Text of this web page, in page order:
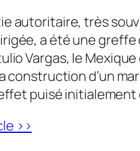
autoritaire, très
a été une greffe
Vargas, le
construction d’un
puisé initialement
>>